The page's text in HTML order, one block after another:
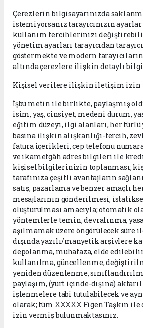
Çerezlerin bilgisayarınızda
istemiyorsanız tarayıcınızın
kullanım tercihlerinizi
yönetim ayarları tarayıcıdan
göstermekte ve modern
altında çerezlere ilişkin detaylı
Kişisel verilere ilişkin iletişim izin
İşbu metin ile birlikte, paylaşmış
isim, yaş, cinsiyet, medeni durum,
eğitim düzeyi, ilgi alanları, her türlü
basına ilişkin alışkanlığı-tercih,
fatura içerikleri, cep telefonu
ve ikametgâh adres bilgileri ile
kişisel bilgilerinizin toplanması;
tarafınıza çeşitli avantajların
satış, pazarlama ve benzer amaçlı
mesajlarının gönderilmesi,
oluşturulması amacıyla; otomatik
yöntemlerle temin, devralınma,
aşılmamak üzere öngörülecek süre
dışında yazılı/manyetik arşivlere
depolanma, muhafaza, elde
kullanılma, güncellenme,
yeniden düzenlenme,
paylaşım, (yurt içinde-dışına)
işlenmelere tabi tutulabilecek ve
olarak; tüm XXXXX Figen Taşkın ile
izin vermiş bulunmaktasınız.